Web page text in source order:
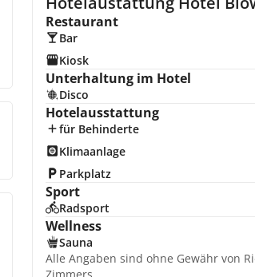
Restaurant
Bar
Kiosk
Unterhaltung im Hotel
Disco
Hotelausstattung
für Behinderte
Klimaanlage
Parkplatz
Sport
Radsport
Wellness
Sauna
Alle Angaben sind ohne Gewähr von